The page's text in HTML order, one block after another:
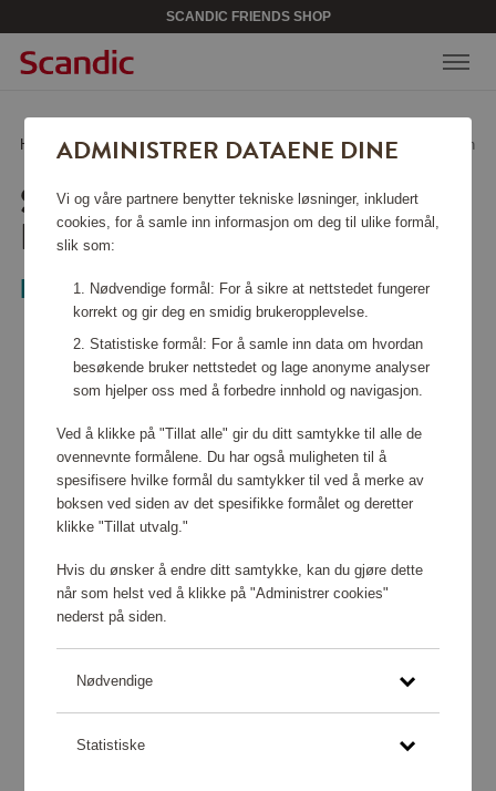
SCANDIC FRIENDS SHOP
Hjem /Skjønnhet & accessoarer/ Solbriller/Solbriller, Black, Ray-Ban
SOLBRILLER, BLACK,
RAY-BAN
Ray-Ban
ADMINISTRER DATAENE DINE
Vi og våre partnere benytter tekniske løsninger, inkludert
cookies, for å samle inn informasjon om deg til ulike formål,
slik som:
Nødvendige formål: For å sikre at nettstedet fungerer
korrekt og gir deg en smidig brukeropplevelse.
Statistiske formål: For å samle inn data om hvordan
besøkende bruker nettstedet og lage anonyme analyser
som hjelper oss med å forbedre innhold og navigasjon.
Ved å klikke på "Tillat alle" gir du ditt samtykke til alle de
ovennevnte formålene. Du har også muligheten til å
spesifisere hvilke formål du samtykker til ved å merke av
boksen ved siden av det spesifikke formålet og deretter
klikke "Tillat utvalg."
Hvis du ønsker å endre ditt samtykke, kan du gjøre dette
når som helst ved å klikke på "Administrer cookies"
nederst på siden.
Nødvendige
Statistiske